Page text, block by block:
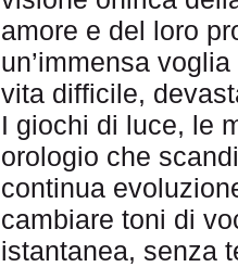
amore e del loro
un’immensa
vita difficile,
I giochi di luce, le
orologio che
continua
cambiare toni di
istantanea, senza